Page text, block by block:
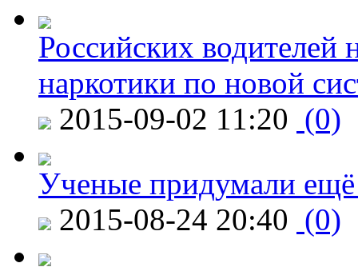
Российских водителей
наркотики по новой
2015-09-02 11:20 (0)
Ученые придумали ещё
2015-08-24 20:40 (0)